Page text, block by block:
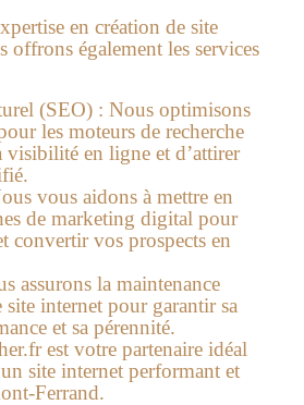
en création de site
offrons également les services
(SEO) : Nous optimisons
les moteurs de recherche
visibilité en ligne et d’attirer
vous aidons à mettre en
de marketing digital pour
convertir vos prospects en
assurons la maintenance
internet pour garantir sa
et sa pérennité.
est votre partenaire idéal
site internet performant et
Ferrand.